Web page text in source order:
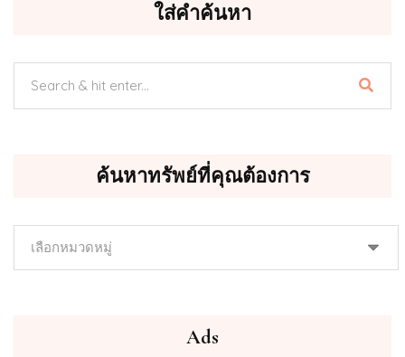
ใส่คำค้นหา
ค้นหาทรัพย์ที่คุณต้องการ
Ads